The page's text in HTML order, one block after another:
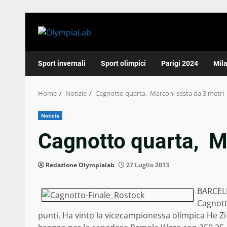
Sport invernali Sport olimpici Parigi 2024
Home Notizie Cagnotto quarta, Marconi sesta da 3 metri
Notizie
Cagnotto quarta,
Redazione Olympialab 27 Luglio 2013
punti. Ha vinto la vicecampionessa olimpica He